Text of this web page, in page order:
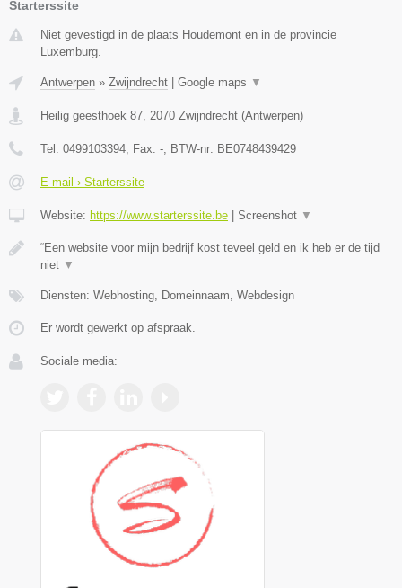
Starterssite
Niet gevestigd in de plaats Houdemont en in de provincie
Luxemburg.
Antwerpen » Zwijndrecht Google maps ▼
Heilig geesthoek 87 2070 Zwijndrecht (Antwerpen)
Tel: 0499103394 , Fax: - , BTW-nr: BE0748439429
E-mail › Starterssite
Website: https://www.starterssite.be Screenshot ▼
“Een website voor mijn bedrijf kost teveel geld en ik heb er de tijd
niet ▼
Diensten: Webhosting, Domeinnaam, Webdesign
Er wordt gewerkt op afspraak.
Sociale media: